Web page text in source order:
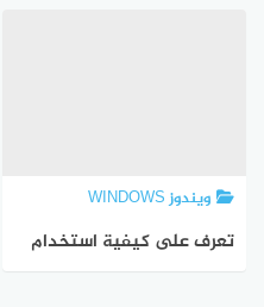
ويندوز WINDOWS
تعرف على كيفية استخدام